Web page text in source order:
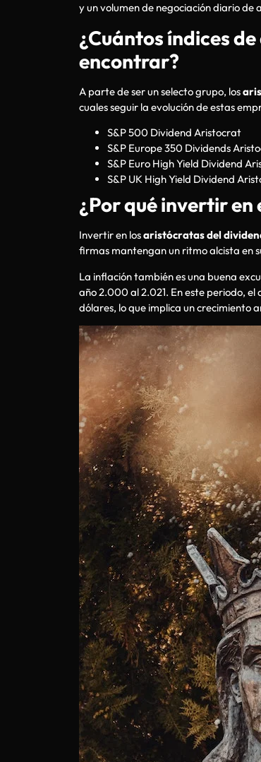
y un volumen de negociación diario de
¿Cuántos índices
encontrar?
A parte de ser un selecto grupo, los
cuales seguir la evolución de estas
S&P 500 Dividend Aristocrat
S&P Europe 350 Dividends
S&P Euro High Yield Dividend
S&P UK High Yield Dividend
¿Por qué invertir
Invertir en losaristócratas del
firmas mantengan un ritmo alcista en
La inflación también es una buena
año 2.000 al 2.021. En este periodo, el
dólares, lo que implica un crecimiento